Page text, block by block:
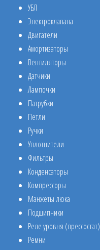
УБЛ
Электроклапана
Двигатели
Амортизаторы
Вентиляторы
Датчики
Лампочки
Патрубки
Петли
Ручки
Уплотнители
Фильтры
Конденсаторы
Компрессоры
Манжеты люка
Подшипники
Реле уровня (прессостат)
Ремни